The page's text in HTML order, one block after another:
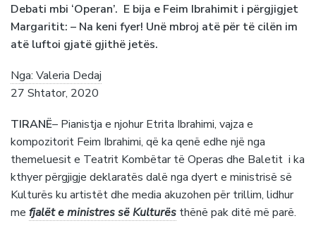
Debati mbi ‘Operan’. E bija e Feim Ibrahimit i përgjigjet
Margaritit: – Na keni fyer! Unë mbroj atë për të cilën im
atë luftoi gjatë gjithë jetës.
Nga: Valeria Dedaj
27 Shtator, 2020
TIRANË– Pianistja e njohur Etrita Ibrahimi, vajza e
kompozitorit Feim Ibrahimi, që ka qenë edhe një nga
themeluesit e Teatrit Kombëtar të Operas dhe Baletit i ka
kthyer përgjigje deklaratës dalë nga dyert e ministrisë së
Kulturës ku artistët dhe media akuzohen për trillim, lidhur
me fjalët e ministres së Kulturës thënë pak ditë më parë.